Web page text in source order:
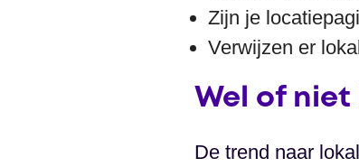
Zijn je
Verwijzen er
Wel of niet
De trend naar